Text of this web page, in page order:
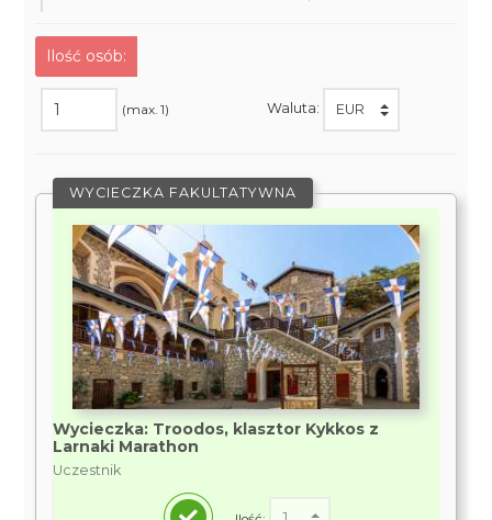
Ilość osób:
(max. 1) Waluta:
WYCIECZKA FAKULTATYWNA
Wycieczka: Troodos, klasztor Kykkos z
Larnaki Marathon
Uczestnik